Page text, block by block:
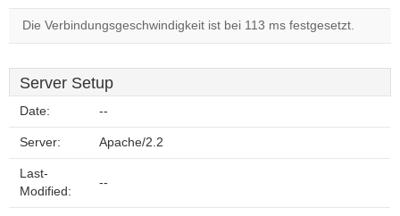
Die Verbindungsgeschwindigkeit ist bei 113 ms festgesetzt.
Server Setup
Date: --
Server: Apache/2.2
Last-
Modified:
--